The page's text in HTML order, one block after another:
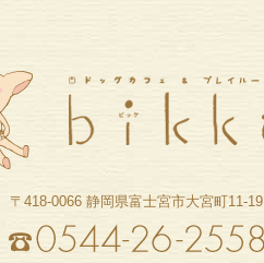
〒418-0066 静岡県富士宮市大宮町11-19